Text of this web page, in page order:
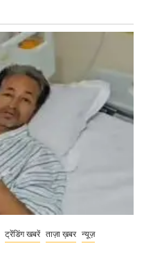
ट्रेंडिंग खबरें ताज़ा ख़बर न्यूज़